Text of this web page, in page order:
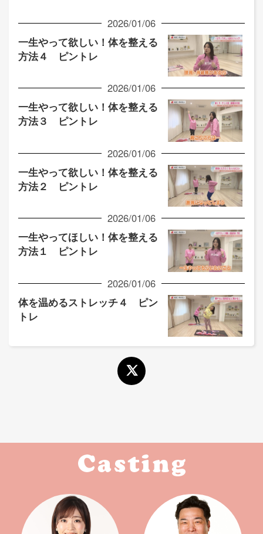
2026/01/06
一生やって欲しい！体を整える
方法４ ピントレ
2026/01/06
一生やって欲しい！体を整える
方法３ ピントレ
2026/01/06
一生やって欲しい！体を整える
方法２ ピントレ
2026/01/06
一生やってほしい！体を整える
方法１ ピントレ
2026/01/06
体を温めるストレッチ４ ピン
トレ